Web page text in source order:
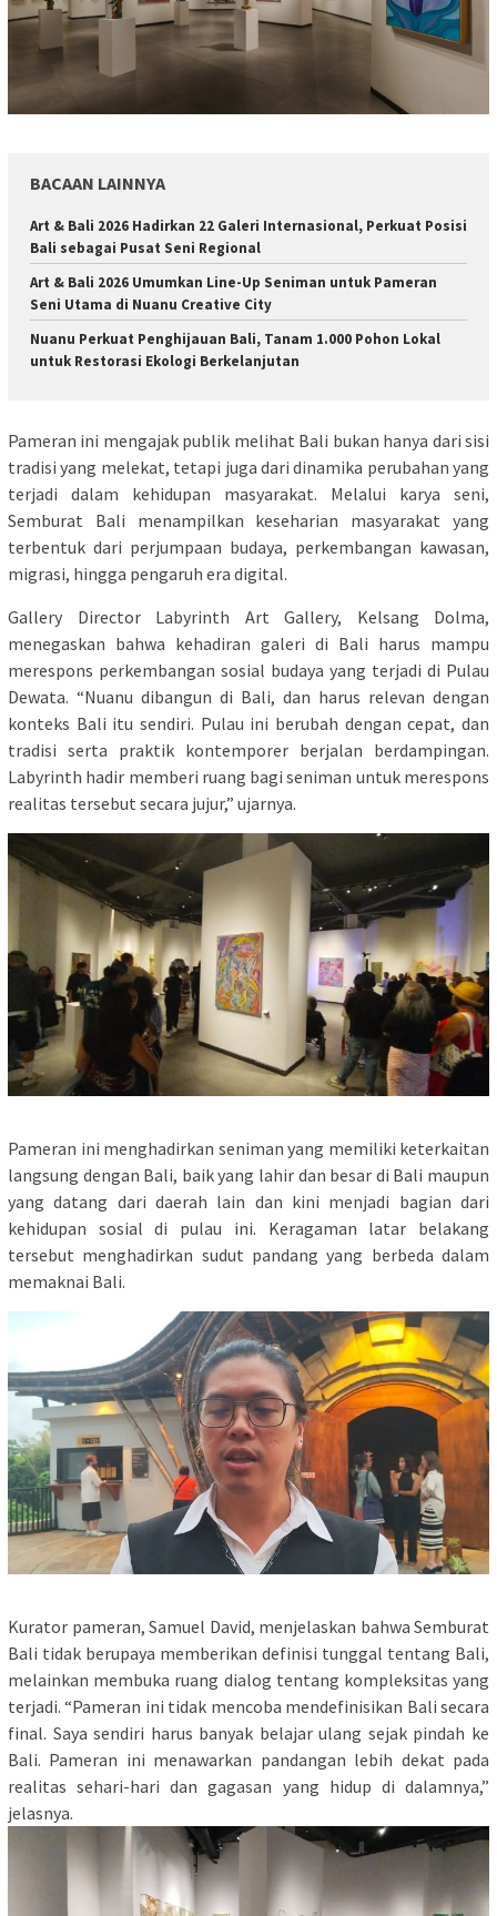
BACAAN LAINNYA
Art & Bali 2026 Hadirkan 22 Galeri Internasional, Perkuat Posisi
Bali sebagai Pusat Seni Regional
Art & Bali 2026 Umumkan Line-Up Seniman untuk Pameran
Seni Utama di Nuanu Creative City
Nuanu Perkuat Penghijauan Bali, Tanam 1.000 Pohon Lokal
untuk Restorasi Ekologi Berkelanjutan
Pameran ini mengajak publik melihat Bali bukan hanya dari sisi
tradisi yang melekat, tetapi juga dari dinamika perubahan yang
terjadi dalam kehidupan masyarakat. Melalui karya seni,
Semburat Bali menampilkan keseharian masyarakat yang
terbentuk dari perjumpaan budaya, perkembangan kawasan,
migrasi, hingga pengaruh era digital.
Gallery Director Labyrinth Art Gallery, Kelsang Dolma,
menegaskan bahwa kehadiran galeri di Bali harus mampu
merespons perkembangan sosial budaya yang terjadi di Pulau
Dewata. “Nuanu dibangun di Bali, dan harus relevan dengan
konteks Bali itu sendiri. Pulau ini berubah dengan cepat, dan
tradisi serta praktik kontemporer berjalan berdampingan.
Labyrinth hadir memberi ruang bagi seniman untuk merespons
realitas tersebut secara jujur,” ujarnya.
Pameran ini menghadirkan seniman yang memiliki keterkaitan
langsung dengan Bali, baik yang lahir dan besar di Bali maupun
yang datang dari daerah lain dan kini menjadi bagian dari
kehidupan sosial di pulau ini. Keragaman latar belakang
tersebut menghadirkan sudut pandang yang berbeda dalam
memaknai Bali.
Kurator pameran, Samuel David, menjelaskan bahwa Semburat
Bali tidak berupaya memberikan definisi tunggal tentang Bali,
melainkan membuka ruang dialog tentang kompleksitas yang
terjadi. “Pameran ini tidak mencoba mendefinisikan Bali secara
final. Saya sendiri harus banyak belajar ulang sejak pindah ke
Bali. Pameran ini menawarkan pandangan lebih dekat pada
realitas sehari-hari dan gagasan yang hidup di dalamnya,”
jelasnya.